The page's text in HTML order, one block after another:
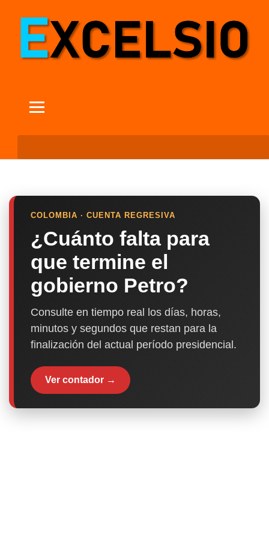
COLOMBIA · CUENTA REGRESIVA
¿Cuánto falta para
que termine el
gobierno Petro?
Consulte en tiempo real los días, horas,
minutos y segundos que restan para la
finalización del actual período presidencial.
Ver contador →